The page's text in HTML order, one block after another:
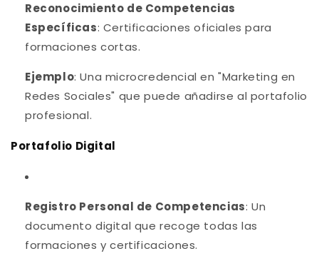
Reconocimiento de Competencias
Específicas: Certificaciones oficiales para
formaciones cortas.
Ejemplo: Una microcredencial en "Marketing en
Redes Sociales" que puede añadirse al portafolio
profesional.
Portafolio Digital
Registro Personal de Competencias: Un
documento digital que recoge todas las
formaciones y certificaciones.